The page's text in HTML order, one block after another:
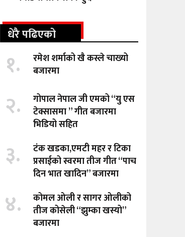
धेरै पढिएको
१.
रमेश शर्माको खै कस्ले चाख्यो
बजारमा
२.
गोपाल नेपाल जी एमको “यु एस
टेक्सासमा ” गीत बजारमा
भिडियो सहित
३.
टंक खडका,एमटी महर र टिका
प्रसाईको स्वरमा तीज गीत “पाच
दिन भात खादिन” बजारमा
४.
कोमल ओली र सागर ओलीको
तीज कोसेली “झुम्का खस्यो”
बजारमा